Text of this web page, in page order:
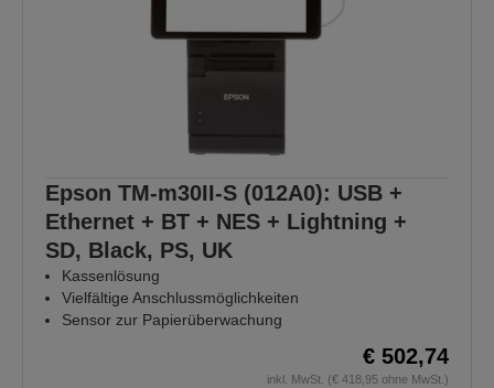
Epson TM-m30II-S (012A0): USB +
Ethernet + BT + NES + Lightning +
SD, Black, PS, UK
Kassenlösung
Vielfältige Anschlussmöglichkeiten
Sensor zur Papierüberwachung
€ 502,74
inkl. MwSt. (€ 418,95 ohne MwSt.)